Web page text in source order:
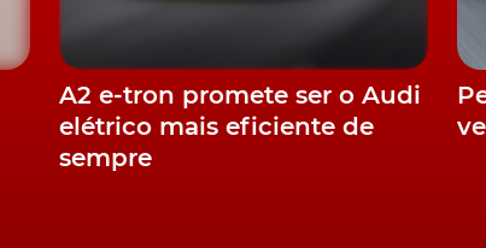
A2 e-tron promete ser o Audi
elétrico mais eficiente de
sempre